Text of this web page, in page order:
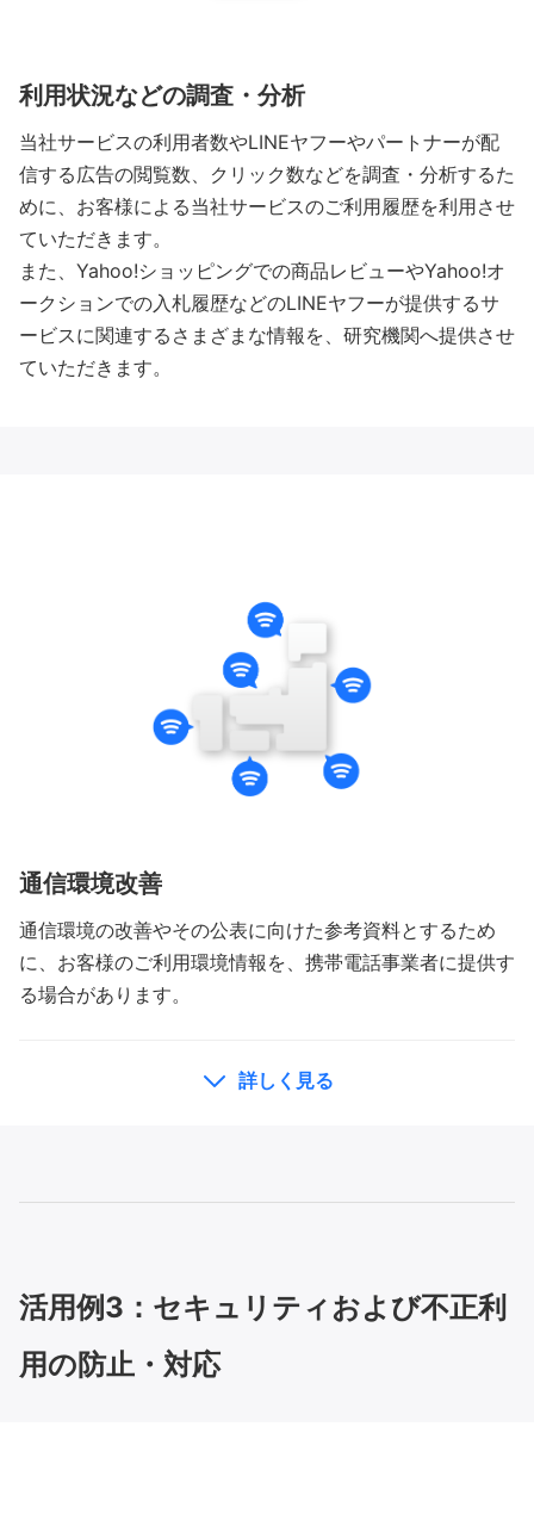
https://www.lycorp.co.jp/ja/news/2024/20240701_a
ppendix2_ja.pdf
ppendix2_ja.pdf
利用状況などの調査・分析
当社サービスの利用者数やLINEヤフーやパートナーが配
信する広告の閲覧数、クリック数などを調査・分析するた
めに、お客様による当社サービスのご利用履歴を利用させ
ていただきます。
また、Yahoo!ショッピングでの商品レビューやYahoo!オ
ークションでの入札履歴などのLINEヤフーが提供するサ
ービスに関連するさまざまな情報を、研究機関へ提供させ
ていただきます。
通信環境改善
通信環境の改善やその公表に向けた参考資料とするため
に、お客様のご利用環境情報を、携帯電話事業者に提供す
る場合があります。
詳しく見る
Yahoo!防災速報
Yahoo!マップ
Yahoo!天気
活用例3：セキュリティおよび不正利
用の防止・対応